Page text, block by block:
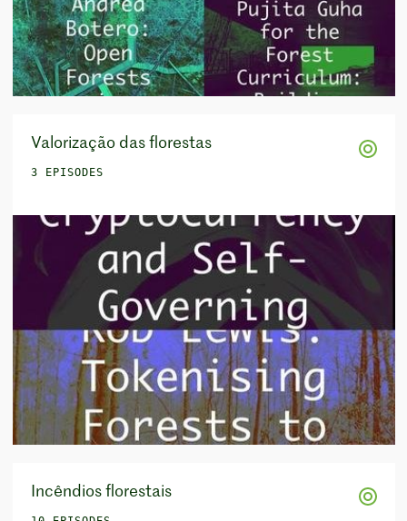
Valorização das florestas
3 EPISODES
Incêndios florestais